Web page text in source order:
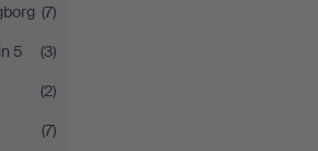
(7)
5
(3)
(2)
(7)